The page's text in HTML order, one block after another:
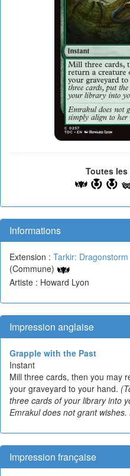
Toutes
Informations
Extension : Tarkir:
(Commune)
Artiste : Howard Lyon
Impression anglaise
Grapple with the Past
Instant
Mill three cards, then you may
your graveyard to your hand.
three cards of your library into
Emrakul does not grant
Impression française